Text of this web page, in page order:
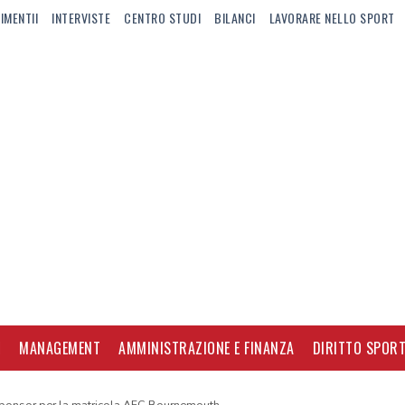
INTERVISTE CENTRO STUDI BILANCI LAVORARE NELLO SPORT
MANAGEMENT AMMINISTRAZIONE E FINANZA DIRITTO